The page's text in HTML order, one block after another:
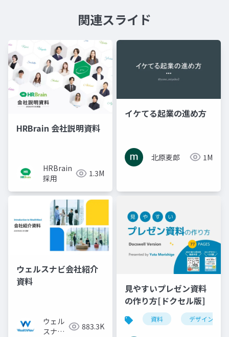
関連スライド
HRBrain 会社説明資料
HRBrain
採用
1.3M
イケてる起業の進め方
北原麦郎 1M
ウェルスナビ会社紹介
資料
ウェル
スナビ
883.3K
見やすいプレゼン資料
の作り方[ドクセル版]
資料 デザイン